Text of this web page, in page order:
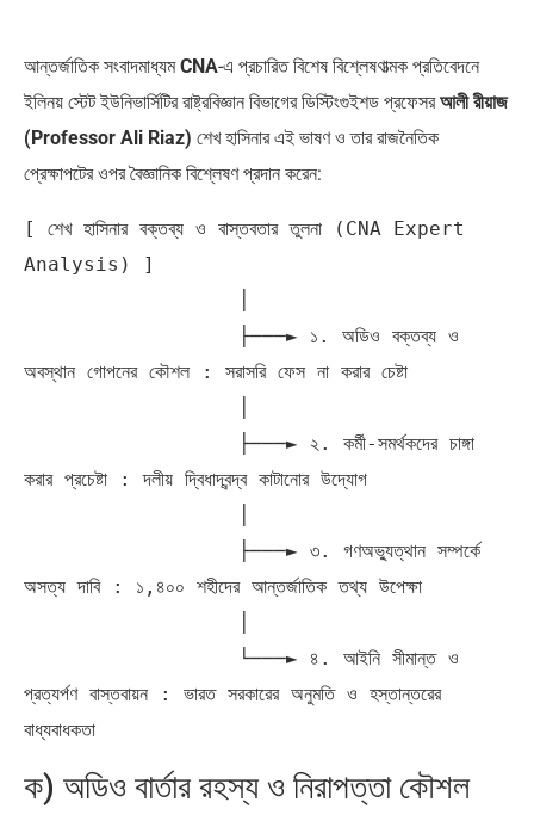
আন্তর্জাতিক সংবাদমাধ্যমCNA-এ প্রচারিত বিশেষ বিশ্লেষণাত্মক প্রতিবেদনে
ইলিনয় স্টেট ইউনিভার্সিটির রাষ্ট্রবিজ্ঞান বিভাগের ডিস্টিংগুইশড প্রফেসরআলী রীয়াজ
(Professor Ali Riaz) শেখ হাসিনার এই ভাষণ ও তার রাজনৈতিক
প্রেক্ষাপটের ওপর বৈজ্ঞানিক বিশ্লেষণ প্রদান করেন:
[ শেখ হাসিনার বক্তব্য ও বাস্তবতার তুলনা (CNA Expert
Analysis) ]
অবস্থান গোপনের কৌশল : সরাসরি ফেস না করার চেষ্টা
করার প্রচেষ্টা : দলীয় দ্বিধাদ্বন্দ্ব কাটানোর উদ্যোগ
অসত্য দাবি : ১,৪০০ শহীদের আন্তর্জাতিক তথ্য উপেক্ষা
প্রত্যর্পণ বাস্তবায়ন : ভারত সরকারের অনুমতি ও হস্তান্তরের
ক) অডিও বার্তার রহস্য ও নিরাপত্তা কৌশল